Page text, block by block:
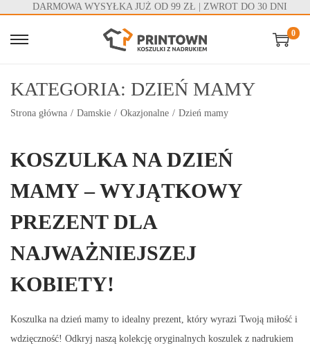
DARMOWA WYSYŁKA JUŻ OD 99 ZŁ | ZWROT DO 30 DNI
S
i
n
a
v
i
a
o
n
S
i
c
o
n
t
n
0
KATEGORIA: DZIEŃ MAMY
Strona główna / Damskie / Okazjonalne / Dzień mamy
KOSZULKA NA DZIEŃ
MAMY – WYJĄTKOWY
PREZENT DLA
NAJWAŻNIEJSZEJ
KOBIETY!
Koszulka na dzień mamy to idealny prezent, który wyrazi Twoją miłość i
wdzięczność! Odkryj naszą kolekcję oryginalnych koszulek z nadrukiem